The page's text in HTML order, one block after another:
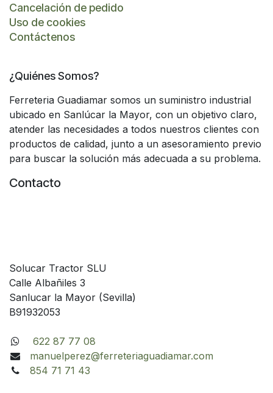
Cancelación de pedido
Uso de cookies
Contáctenos
¿Quiénes Somos?
Ferreteria Guadiamar somos un suministro industrial
ubicado en Sanlúcar la Mayor, con un objetivo claro,
atender las necesidades a todos nuestros clientes con
productos de calidad, junto a un asesoramiento previo
para buscar la solución más adecuada a su problema.
Contacto
Solucar Tractor SLU
Calle Albañiles 3
Sanlucar la Mayor (Sevilla)
B91932053
622 87 77 08
manuelperez@ferreteriaguadiamar.com
854 71 71 43